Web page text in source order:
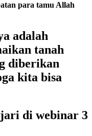
para tamu Allah
adalah
tanah
diberikan
kita bisa
di webinar 3